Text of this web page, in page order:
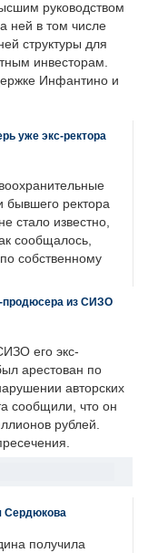
руководством
ней в том числе
структуры для
инвесторам.
Инфантино и
уже экс-ректора
бывшего ректора
стало известно,
сообщалось,
собственному
продюсера из СИЗО
его экс-
арестован по
авторских
сообщили, что он
рублей.
Сердюкова
получила